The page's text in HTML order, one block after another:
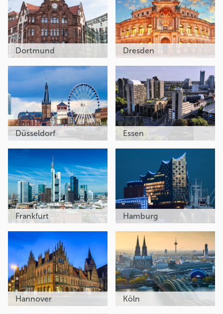
Dortmund Dresden
Düsseldorf Essen
Frankfurt Hamburg
Hannover Köln